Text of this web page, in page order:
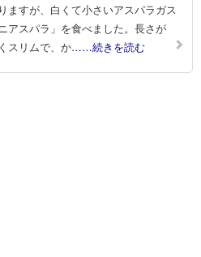
ますが、白くて小さいアスパラガス
アスパラ」を食べました。長さが
スリムで、か……続きを読む